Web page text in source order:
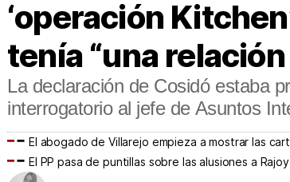
‘operación
tenía “una
La declaración de Cosidó estaba
interrogatorio al jefe de Asuntos
El abogado de Villarejo empieza a mostrar las
El PP pasa de puntillas sobre las alusiones a